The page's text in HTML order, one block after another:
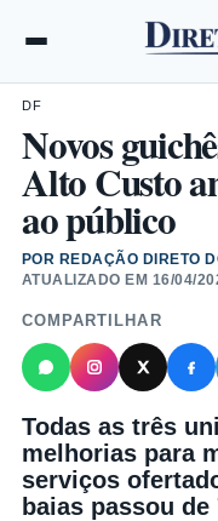
DF
Novos
Alto Custo
ao público
POR REDAÇÃO DIRETO
ATUALIZADO EM 16/04/
COMPARTILHAR
Todas as três
melhorias para
serviços
baias passou de